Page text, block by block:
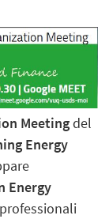
Meetingdel
Energy
Energy